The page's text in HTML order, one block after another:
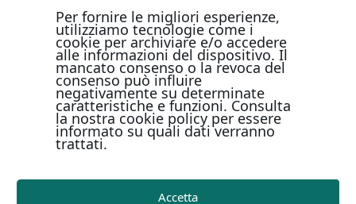
Per fornire le migliori esperienze,
utilizziamo tecnologie come i
cookie per archiviare e/o accedere
alle informazioni del dispositivo. Il
mancato consenso o la revoca del
consenso può influire
negativamente su determinate
caratteristiche e funzioni. Consulta
la nostra cookie policy per essere
informato su quali dati verranno
trattati.
Accetta
PAGAMENTI ONLINE CON
Metodi di pagamento